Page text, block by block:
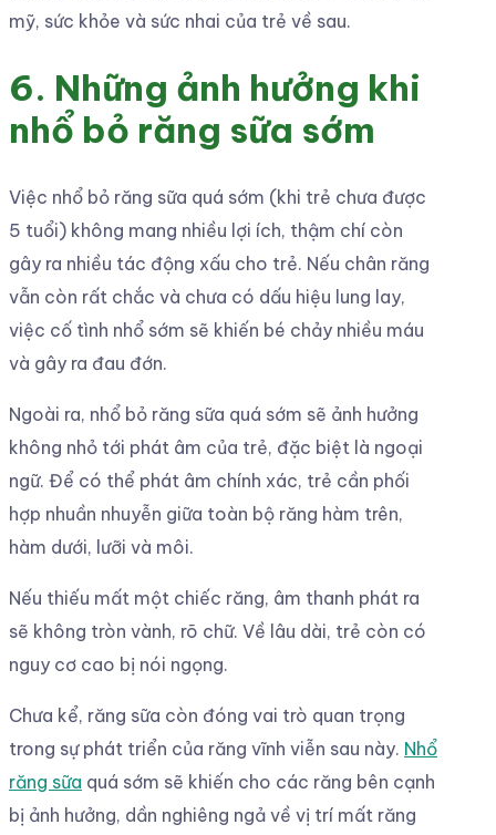
mỹ, sức khỏe và sức nhai của trẻ về sau.
6. Những ảnh hưởng khi
nhổ bỏ răng sữa sớm
Việc nhổ bỏ răng sữa quá sớm (khi trẻ chưa được
5 tuổi) không mang nhiều lợi ích, thậm chí còn
gây ra nhiều tác động xấu cho trẻ. Nếu chân răng
vẫn còn rất chắc và chưa có dấu hiệu lung lay,
việc cố tình nhổ sớm sẽ khiến bé chảy nhiều máu
và gây ra đau đớn.
Ngoài ra, nhổ bỏ răng sữa quá sớm sẽ ảnh hưởng
không nhỏ tới phát âm của trẻ, đặc biệt là ngoại
ngữ. Để có thể phát âm chính xác, trẻ cần phối
hợp nhuần nhuyễn giữa toàn bộ răng hàm trên,
hàm dưới, lưỡi và môi.
Nếu thiếu mất một chiếc răng, âm thanh phát ra
sẽ không tròn vành, rõ chữ. Về lâu dài, trẻ còn có
nguy cơ cao bị nói ngọng.
Chưa kể, răng sữa còn đóng vai trò quan trọng
trong sự phát triển của răng vĩnh viễn sau này. Nhổ
răng sữa quá sớm sẽ khiến cho các răng bên cạnh
bị ảnh hưởng, dần nghiêng ngả về vị trí mất răng